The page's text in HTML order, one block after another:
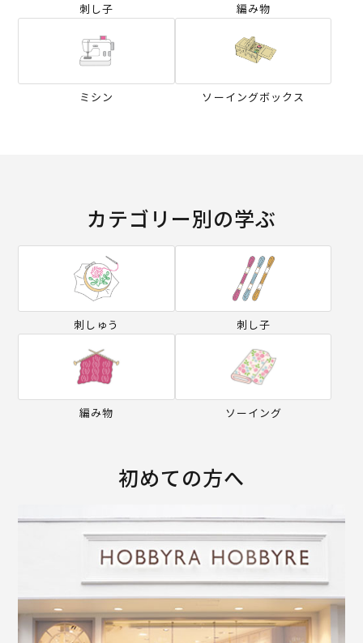
刺し子 編み物
ミシン ソーイングボックス
カテゴリー別の学ぶ
刺しゅう 刺し子
編み物 ソーイング
初めての方へ